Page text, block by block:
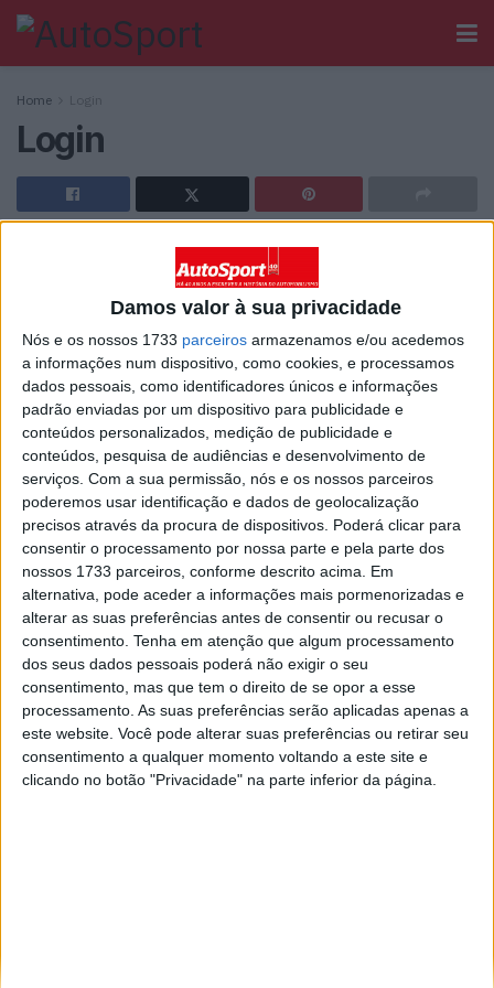
Damos valor à sua privacidade
Nós e os nossos 1733 parceiros armazenamos e/ou acedemos
a informações num dispositivo, como cookies, e processamos
dados pessoais, como identificadores únicos e informações
padrão enviadas por um dispositivo para publicidade e
conteúdos personalizados, medição de publicidade e
conteúdos, pesquisa de audiências e desenvolvimento de
serviços. Com a sua permissão, nós e os nossos parceiros
poderemos usar identificação e dados de geolocalização
precisos através da procura de dispositivos. Poderá clicar para
consentir o processamento por nossa parte e pela parte dos
nossos 1733 parceiros, conforme descrito acima. Em
alternativa, pode aceder a informações mais pormenorizadas e
alterar as suas preferências antes de consentir ou recusar o
consentimento. Tenha em atenção que algum processamento
dos seus dados pessoais poderá não exigir o seu
consentimento, mas que tem o direito de se opor a esse
processamento. As suas preferências serão aplicadas apenas a
este website. Você pode alterar suas preferências ou retirar seu
consentimento a qualquer momento voltando a este site e
clicando no botão "Privacidade" na parte inferior da página.
Home Login
Login
Ainda não tem registo no Autosport?
Sobre
Especialistas em automóveis, automobilismo e demais desportos
motorizados há 48 anos.
Informação importante
Ficha técnica
Estatuto editorial
Política de privacidade
Termos e condições